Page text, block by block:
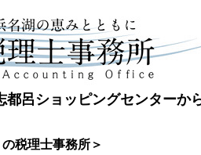
都呂ショッピングセンターか
税理士事務所＞